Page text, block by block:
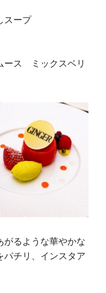
スープ
ース ミックスベリ
がるような華やかな
パチリ、インスタア